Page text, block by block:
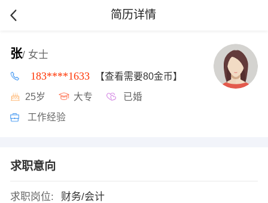
简历详情
张/ 女士
183****1633 【查看需要80金币】
25岁 大专 已婚
工作经验
求职意向
求职岗位:
财务/会计